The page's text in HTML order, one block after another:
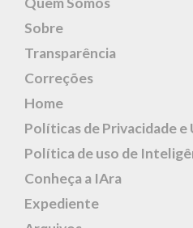
Sobre
Transparência
Correções
Home
Políticas de Privacidade e
Política de uso de
Conheça a IAra
Expediente